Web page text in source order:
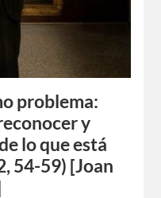
problema:
y
lo que está
54-59) [Joan